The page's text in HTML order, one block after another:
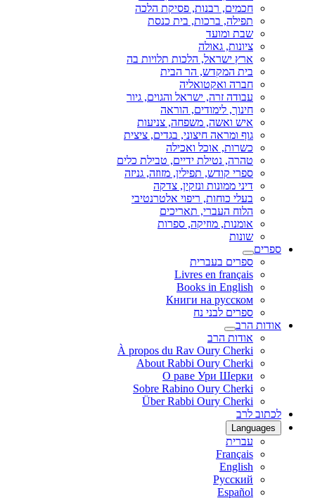
חכמים, רבנות, פסיקת הלכה
תפילה, ברכות, בית כנסת
שבת ומועד
ציונות, גאולה
ארץ ישראל, הלכות תלויות בה
בית המקדש, הר הבית
חברה ואקטואליה
עבודה זרה, ישראל והגוים, גיור
חינוך, לימודים, הוראה
איש ואשה, משפחה, צניעות
גוף ומראה חיצוני, בגדים, ציצית
כשרות, אוכל ואכילה
טהרה, נטילת ידיים, טבילת כלים
ספרי קודש, תפילין, מזוזה, גניזה
דיני ממונות ונזקין, צדקה
בעלי כוחות, ריפוי אלטרנטיבי
הלוח העברי, תאריכים
אומנות, מוזיקה, ספרות
שונות
ספרים
ספרים בעברית
Livres en français
Books in English
Книги на русском
ספרים לבני נח
אודות הרב
אודות הרב
À propos du Rav Oury Cherki
About Rabbi Oury Cherki
О раве Ури Шерки
Sobre Rabino Oury Cherki
Über Rabbi Oury Cherki
לכתוב לרב
Languages
עברית
Français
English
Русский
Español